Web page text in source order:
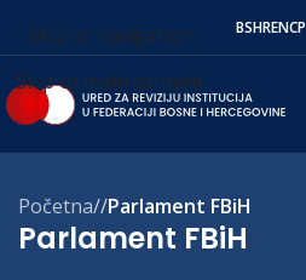
Skip to navigation
Skip to main content
BSHRENСР
Parlament FBiH
Početna/ Parlament FBiH